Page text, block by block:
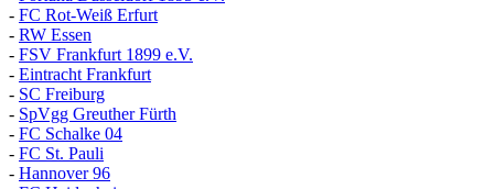
- FC Rot-Weiß Erfurt
- RW Essen
- FSV Frankfurt 1899 e.V.
- Eintracht Frankfurt
- SC Freiburg
- SpVgg Greuther Fürth
- FC Schalke 04
- FC St. Pauli
- Hannover 96